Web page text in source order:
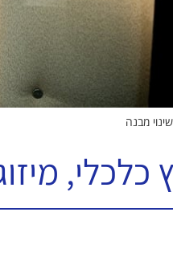
מבנה
כלכלי,